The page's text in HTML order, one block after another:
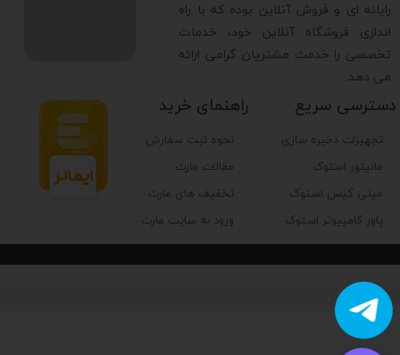
تجهیزات ذخیره سازی
مانیتور استوک
مینی کیس استوک
پاور کامپیوتر استوک
دسترسی سریع راهنمای خرید
نحوه ثبت سفارش
مقالات مارت
تخفیف های مارت
ورود به سایت مارت
رایانه ای و فروش آنلاین بوده که با راه
اندازی فروشگاه آنلاین خود، خدمات
تخصصی را خدمت مشتریان گرامی ارائه
می دهد.